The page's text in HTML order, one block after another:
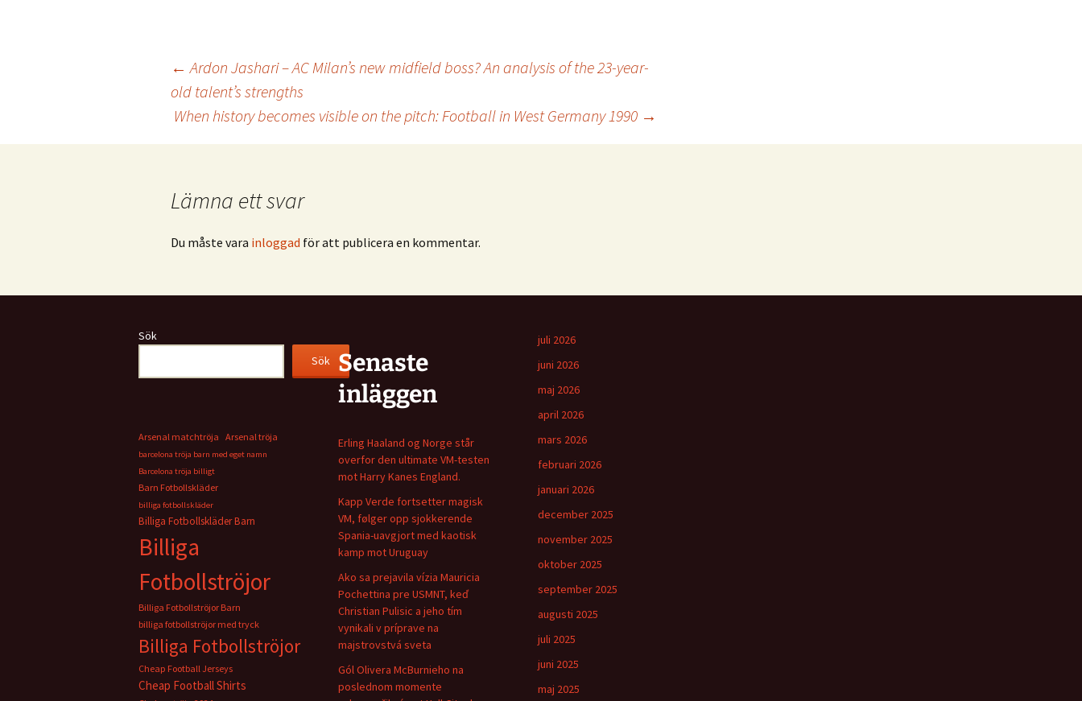
Inläggsnavigering
← Ardon Jashari – AC Milan’s new midfield boss? An analysis of the 23-year-
old talent’s strengths
When history becomes visible on the pitch: Football in West Germany 1990 →
Lämna ett svar
Du måste vara inloggad för att publicera en kommentar.
Sök
Sök
Senaste
inläggen
Erling Haaland og Norge står
overfor den ultimate VM-testen
mot Harry Kanes England.
Kapp Verde fortsetter magisk
VM, følger opp sjokkerende
Spania-uavgjort med kaotisk
kamp mot Uruguay
Ako sa prejavila vízia Mauricia
Pochettina pre USMNT, keď
Christian Pulisic a jeho tím
vynikali v príprave na
majstrovstvá sveta
Gól Olivera McBurnieho na
poslednom momente
juli 2026
juni 2026
maj 2026
april 2026
mars 2026
februari 2026
januari 2026
december 2025
november 2025
oktober 2025
september 2025
augusti 2025
juli 2025
juni 2025
maj 2025
Arsenal matchtröja Arsenal tröja
barcelona tröja barn med eget namn
Barcelona tröja billigt
Barn Fotbollskläder
billiga fotbollskläder
Billiga Fotbollskläder Barn
Billiga
Fotbollströjor
Billiga Fotbollströjor Barn
billiga fotbollströjor med tryck
Billiga Fotbollströjor
Cheap Football Jerseys
Cheap Football Shirts